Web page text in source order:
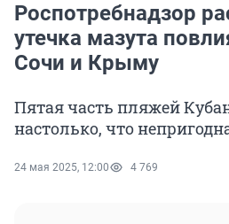
Роспотребнадзор
утечка мазута
Сочи и Крыму
Пятая часть пляжей
настолько, что
24 мая 2025, 12:00 4 769